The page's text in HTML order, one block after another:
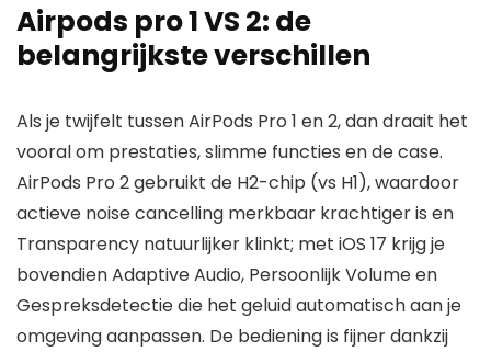
Airpods pro 1 VS 2: de
belangrijkste verschillen
Als je twijfelt tussen AirPods Pro 1 en 2, dan draait het
vooral om prestaties, slimme functies en de case.
AirPods Pro 2 gebruikt de H2-chip (vs H1), waardoor
actieve noise cancelling merkbaar krachtiger is en
Transparency natuurlijker klinkt; met iOS 17 krijg je
bovendien Adaptive Audio, Persoonlijk Volume en
Gespreksdetectie die het geluid automatisch aan je
omgeving aanpassen. De bediening is fijner dankzij